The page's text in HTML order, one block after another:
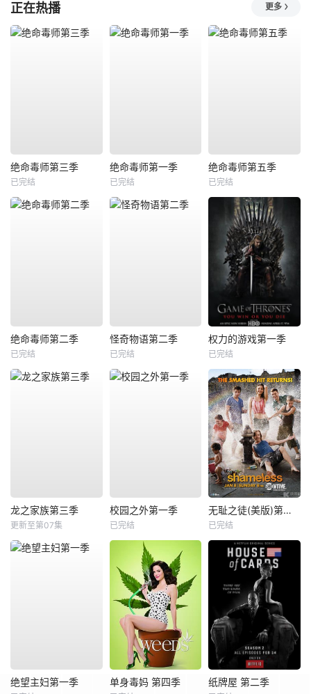
正在热播 更多
绝命毒师第三季
已完结
绝命毒师第一季
已完结
绝命毒师第五季
已完结
绝命毒师第二季
已完结
怪奇物语第二季
已完结
权力的游戏第一季
已完结
龙之家族第三季
更新至第07集
校园之外第一季
已完结
无耻之徒(美版)第二季
已完结
绝望主妇第一季 单身毒妈 第四季 纸牌屋 第二季